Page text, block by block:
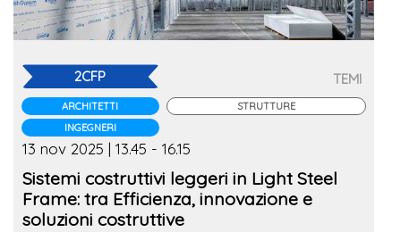
2CFP
ARCHITETTI
INGEGNERI
TEMI
STRUTTURE
13 nov 2025 | 13.45 - 16.15
Sistemi costruttivi leggeri in Light Steel
Frame: tra Efficienza, innovazione e
soluzioni costruttive